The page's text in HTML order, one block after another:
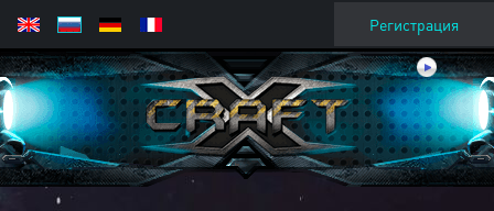
Регистрация